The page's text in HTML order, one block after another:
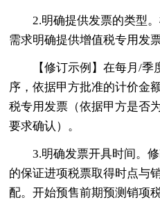
2.明确提供发票的类型
需求明确提供增值税专用发
【修订示例】在每月/
序，依据甲方批准的计价金
税专用发票（依据甲方是否
要求确认）。
3.明确发票开具时间。
的保证进项税票取得时点与
配。开始预售前期预测销项